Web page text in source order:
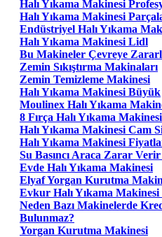
Halı Yıkama Makinesi
Halı Yıkama Makinesi
Endüstriyel Halı Yıkama
Halı Yıkama Makinesi Lidl
Bu Makineler Çevreye
Zemin Sıkıştırma Makinaları
Zemin Temizleme Makinesi
Halı Yıkama Makinesi Büyük
Moulinex Halı Yıkama
8 Fırça Halı Yıkama Makinesi
Halı Yıkama Makinesi Cam
Halı Yıkama Makinesi
Su Basıncı Araca Zarar
Evde Halı Yıkama Makinesi
Elyaf Yorgan Kurutma
Evkur Halı Yıkama Makinesi
Neden Bazı Makinelerde
Bulunmaz?
Yorgan Kurutma Makinesi